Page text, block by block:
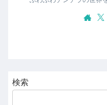
検索